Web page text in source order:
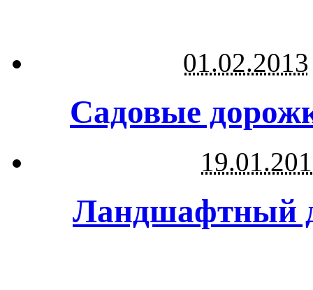
01.02.2013
Садовые
Ландшафтный